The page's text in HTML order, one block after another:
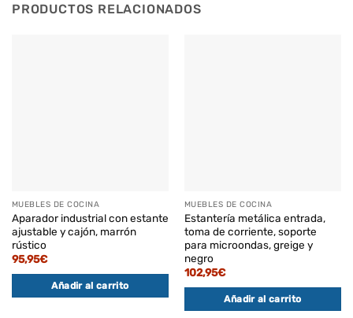
PRODUCTOS RELACIONADOS
MUEBLES DE COCINA
Aparador industrial con estante
ajustable y cajón, marrón
rústico
95,95€
Añadir al carrito
MUEBLES DE COCINA
Estantería metálica entrada,
toma de corriente, soporte
para microondas, greige y
negro
102,95€
Añadir al carrito